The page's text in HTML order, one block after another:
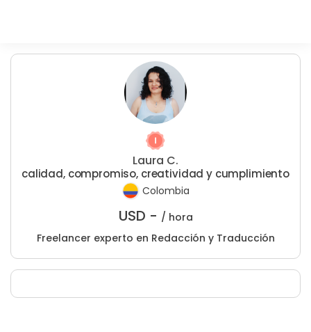
Laura C.
calidad, compromiso, creatividad y cumplimiento
Colombia
USD - / hora
Freelancer experto en Redacción y Traducción